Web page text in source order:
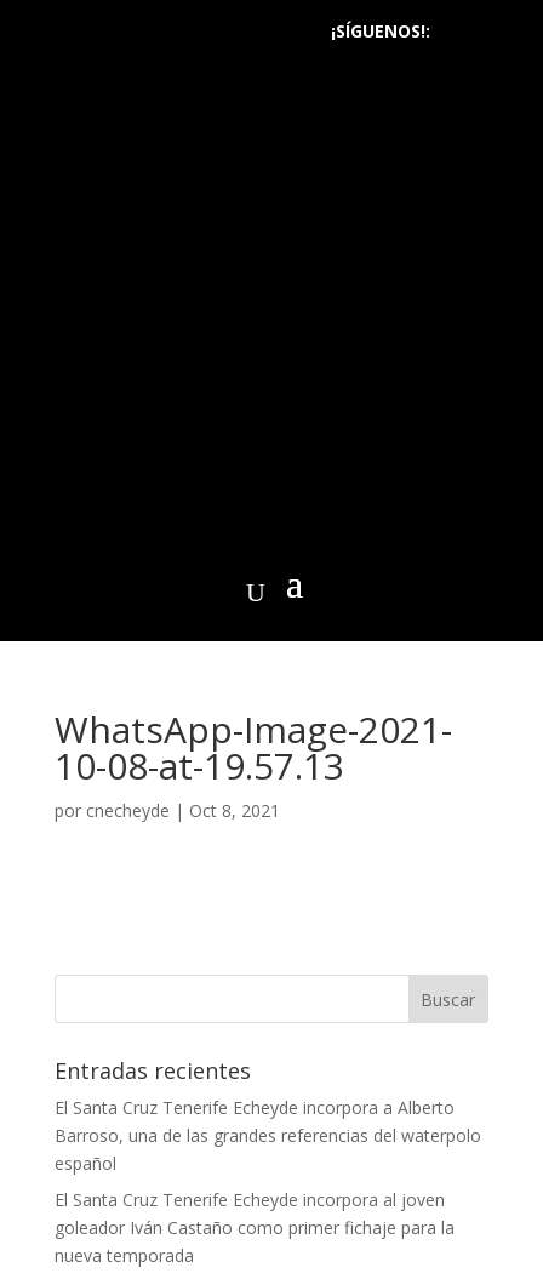
¡SÍGUENOS!:
WhatsApp-Image-2021-
10-08-at-19.57.13
por cnecheyde | Oct 8, 2021
Entradas recientes
El Santa Cruz Tenerife Echeyde incorpora a Alberto
Barroso, una de las grandes referencias del waterpolo
español
El Santa Cruz Tenerife Echeyde incorpora al joven
goleador Iván Castaño como primer fichaje para la
nueva temporada